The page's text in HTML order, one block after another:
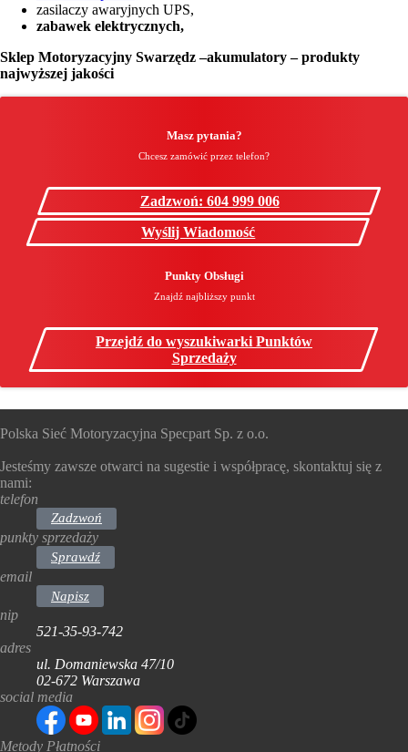
zasilaczy awaryjnych UPS,
zabawek elektrycznych,
Sklep Motoryzacyjny Swarzędz –akumulatory – produkty
najwyższej jakości
Masz pytania?
Chcesz zamówić przez telefon?
Zadzwoń: 604 999 006
Wyślij Wiadomość
Punkty Obsługi
Znajdź najbliższy punkt
Przejdź do wyszukiwarki Punktów
Sprzedaży
Polska Sieć Motoryzacyjna Specpart Sp. z o.o.
Jesteśmy zawsze otwarci na sugestie i współpracę, skontaktuj się z
nami:
telefon
Zadzwoń
punkty sprzedaży
Sprawdź
email
Napisz
nip
521-35-93-742
adres
ul. Domaniewska 47/10
02-672 Warszawa
social media
Metody Płatności